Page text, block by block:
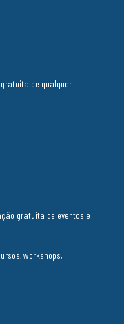
de qualquer
gratuita de eventos e
workshops,